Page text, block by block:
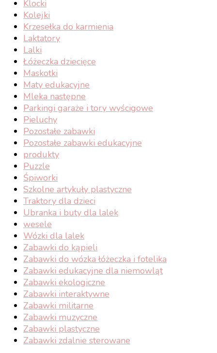
Klocki
Kolejki
Krzesełka do karmienia
Laktatory
Lalki
Łóżeczka dziecięce
Maskotki
Maty edukacyjne
Mleka następne
Parkingi garaże i tory wyścigowe
Pieluchy
Pozostałe zabawki
Pozostałe zabawki edukacyjne
produkty
Puzzle
Śpiworki
Szkolne artykuły plastyczne
Traktory dla dzieci
Ubranka i buty dla lalek
wesele
Wózki dla lalek
Zabawki do kąpieli
Zabawki do wózka łóżeczka i fotelika
Zabawki edukacyjne dla niemowląt
Zabawki ekologiczne
Zabawki interaktywne
Zabawki militarne
Zabawki muzyczne
Zabawki plastyczne
Zabawki zdalnie sterowane